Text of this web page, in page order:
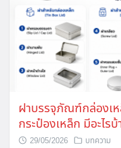
ฝาบรรจุภัณฑ์กล่องเ
กระป๋องเหล็ก มีอะไร
29/05/2026 บทความ